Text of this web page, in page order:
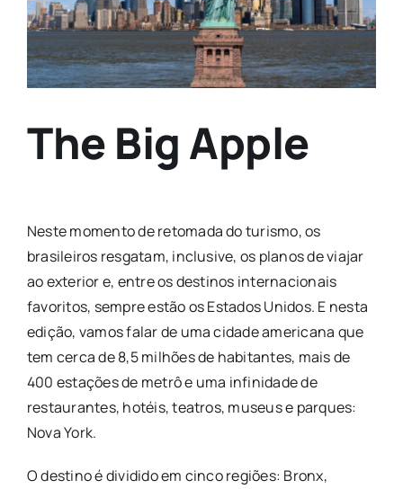
The Big Apple
Neste momento de retomada do turismo, os
brasileiros resgatam, inclusive, os planos de viajar
ao exterior e, entre os destinos internacionais
favoritos, sempre estão os Estados Unidos. E nesta
edição, vamos falar de uma cidade americana que
tem cerca de 8,5 milhões de habitantes, mais de
400 estações de metrô e uma infinidade de
restaurantes, hotéis, teatros, museus e parques:
Nova York.
O destino é dividido em cinco regiões: Bronx,